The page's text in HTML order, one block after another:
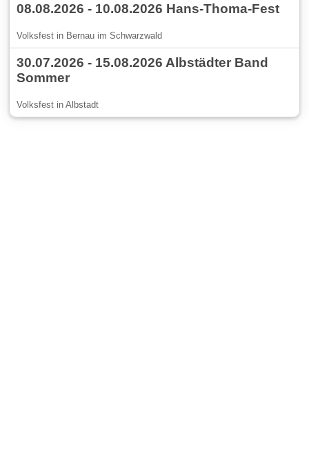
08.08.2026 - 10.08.2026 Hans-Thoma-Fest
Volksfest in Bernau im Schwarzwald
30.07.2026 - 15.08.2026 Albstädter Band
Sommer
Volksfest in Albstadt